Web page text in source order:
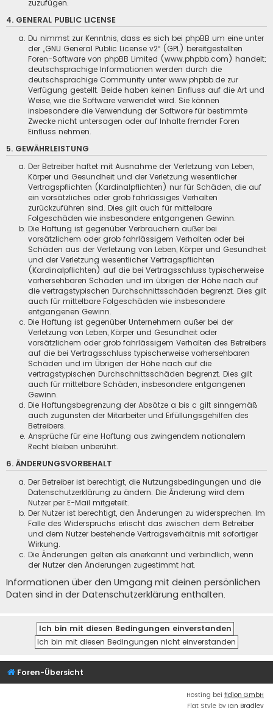
zuzufügen.
4. GENERAL PUBLIC LICENSE
Du nimmst zur Kenntnis, dass es sich bei phpBB um eine unter
der „GNU General Public License v2“ (GPL) bereitgestellten
Foren-Software von phpBB Limited (www.phpbb.com) handelt;
deutschsprachige Informationen werden durch die
deutschsprachige Community unter www.phpbb.de zur
Verfügung gestellt. Beide haben keinen Einfluss auf die Art und
Weise, wie die Software verwendet wird. Sie können
insbesondere die Verwendung der Software für bestimmte
Zwecke nicht untersagen oder auf Inhalte fremder Foren
Einfluss nehmen.
5. GEWÄHRLEISTUNG
Der Betreiber haftet mit Ausnahme der Verletzung von Leben,
Körper und Gesundheit und der Verletzung wesentlicher
Vertragspflichten (Kardinalpflichten) nur für Schäden, die auf
ein vorsätzliches oder grob fahrlässiges Verhalten
zurückzuführen sind. Dies gilt auch für mittelbare
Folgeschäden wie insbesondere entgangenen Gewinn.
Die Haftung ist gegenüber Verbrauchern außer bei
vorsätzlichem oder grob fahrlässigem Verhalten oder bei
Schäden aus der Verletzung von Leben, Körper und Gesundheit
und der Verletzung wesentlicher Vertragspflichten
(Kardinalpflichten) auf die bei Vertragsschluss typischerweise
vorhersehbaren Schäden und im übrigen der Höhe nach auf
die vertragstypischen Durchschnittsschäden begrenzt. Dies gilt
auch für mittelbare Folgeschäden wie insbesondere
entgangenen Gewinn.
Die Haftung ist gegenüber Unternehmern außer bei der
Verletzung von Leben, Körper und Gesundheit oder
vorsätzlichem oder grob fahrlässigem Verhalten des Betreibers
auf die bei Vertragsschluss typischerweise vorhersehbaren
Schäden und im Übrigen der Höhe nach auf die
vertragstypischen Durchschnittsschäden begrenzt. Dies gilt
auch für mittelbare Schäden, insbesondere entgangenen
Gewinn.
Die Haftungsbegrenzung der Absätze a bis c gilt sinngemäß
auch zugunsten der Mitarbeiter und Erfüllungsgehilfen des
Betreibers.
Ansprüche für eine Haftung aus zwingendem nationalem
Recht bleiben unberührt.
6. ÄNDERUNGSVORBEHALT
Der Betreiber ist berechtigt, die Nutzungsbedingungen und die
Datenschutzerklärung zu ändern. Die Änderung wird dem
Nutzer per E-Mail mitgeteilt.
Der Nutzer ist berechtigt, den Änderungen zu widersprechen. Im
Falle des Widerspruchs erlischt das zwischen dem Betreiber
und dem Nutzer bestehende Vertragsverhältnis mit sofortiger
Wirkung.
Die Änderungen gelten als anerkannt und verbindlich, wenn
der Nutzer den Änderungen zugestimmt hat.
Informationen über den Umgang mit deinen persönlichen
Daten sind in der Datenschutzerklärung enthalten.
Foren-Übersicht
Hosting bei fidion GmbH
Flat Style by Ian Bradley